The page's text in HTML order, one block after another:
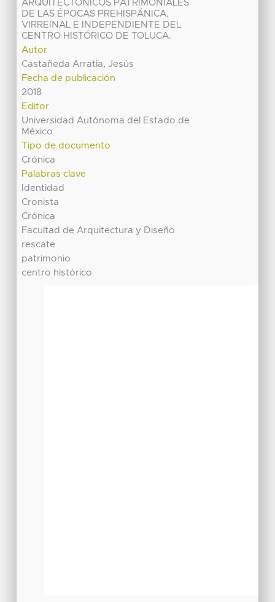
ARQUITECTÓNICOS PATRIMONIALES
DE LAS ÉPOCAS PREHISPÁNICA,
VIRREINAL E INDEPENDIENTE DEL
CENTRO HISTÓRICO DE TOLUCA.
Autor
Castañeda Arratia, Jesús
Fecha de publicación
2018
Editor
Universidad Autónoma del Estado de
México
Tipo de documento
Crónica
Palabras clave
Identidad
Cronista
Crónica
Facultad de Arquitectura y Diseño
rescate
patrimonio
centro histórico